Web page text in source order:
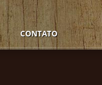
CONTATO